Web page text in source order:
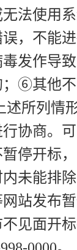
无法使用
误，不能
发作导
；⑥其他
述所列情
协商。
停开标
未能排
站发布
见面开